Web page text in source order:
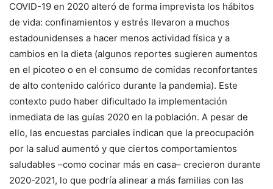
COVID-19 en 2020 alteró de forma imprevista los hábitos
de vida: confinamientos y estrés llevaron a muchos
estadounidenses a hacer menos actividad física y a
cambios en la dieta (algunos reportes sugieren aumentos
en el picoteo o en el consumo de comidas reconfortantes
de alto contenido calórico durante la pandemia). Este
contexto pudo haber dificultado la implementación
inmediata de las guías 2020 en la población. A pesar de
ello, las encuestas parciales indican que la preocupación
por la salud aumentó y que ciertos comportamientos
saludables –como cocinar más en casa– crecieron durante
2020-2021, lo que podría alinear a más familias con las